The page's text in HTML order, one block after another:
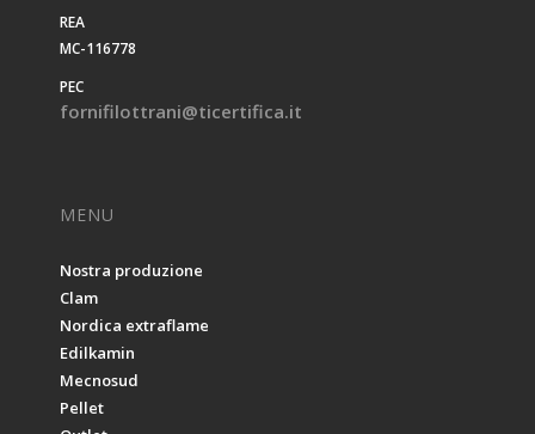
REA
MC-116778
PEC
fornifilottrani@ticertifica.it
MENU
Nostra produzione
Clam
Nordica extraflame
Edilkamin
Mecnosud
Pellet